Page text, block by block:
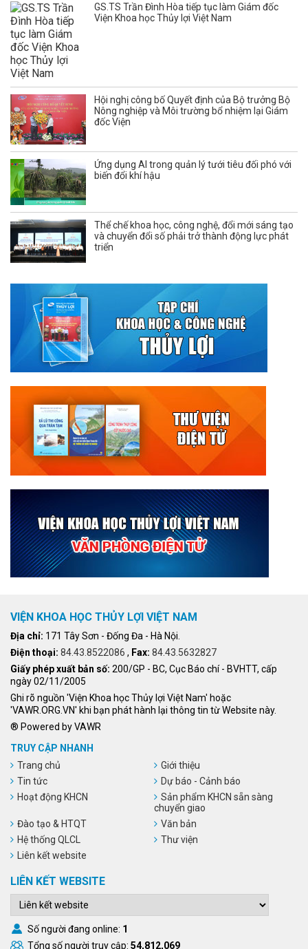
GS.TS Trần Đình Hòa tiếp tục làm Giám đốc
Viện Khoa học Thủy lợi Việt Nam
Hội nghị công bố Quyết định của Bộ trưởng Bộ
Nông nghiệp và Môi trường bổ nhiệm lại Giám
đốc Viện
Ứng dụng AI trong quản lý tưới tiêu đối phó với
biến đổi khí hậu
Thể chế khoa học, công nghệ, đổi mới sáng tạo
và chuyển đổi số phải trở thành động lực phát
triển
VIỆN KHOA HỌC THỦY LỢI VIỆT NAM
Địa chỉ: 171 Tây Sơn - Đống Đa - Hà Nội.
Điện thoại: 84.43.8522086 , Fax: 84.43.5632827
Giấy phép xuất bản số: 200/GP - BC, Cục Báo chí - BVHTT, cấp
ngày 02/11/2005
Ghi rõ nguồn 'Viện Khoa học Thủy lợi Việt Nam' hoặc
'VAWR.ORG.VN' khi bạn phát hành lại thông tin từ Website này.
® Powered by VAWR
TRUY CẬP NHANH
Trang chủ
Giới thiệu
Tin tức
Dự báo - Cảnh báo
Hoạt động KHCN
Sản phẩm KHCN sẵn sàng
chuyển giao
Đào tạo & HTQT
Văn bản
Hệ thống QLCL
Thư viện
Liên kết website
LIÊN KẾT WEBSITE
Số người đang online: 1
Tổng số người truy cập: 54,812,069